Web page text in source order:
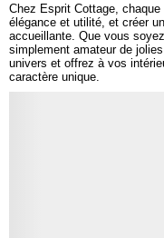
Chez Esprit Cottage,
élégance et utilité, et créer
accueillante. Que vous
simplement amateur de
univers et offrez à vos
caractère unique.